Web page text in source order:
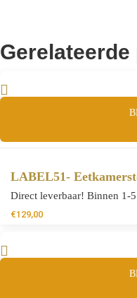
LABEL51-
Direct leverbaar! Binnen 1-
€129,00